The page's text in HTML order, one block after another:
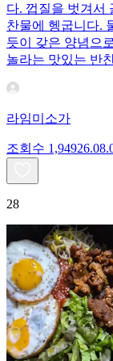
다. 껍질을 벗겨서
찬물에 헹굽니다.
듯이 갖은 양념으
놀라는 맛있는 반
라임미소가
조회수 1,949
28